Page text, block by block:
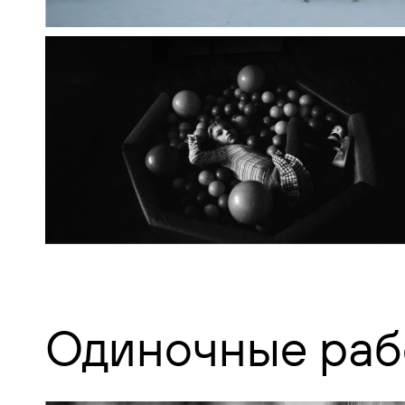
Одиночные